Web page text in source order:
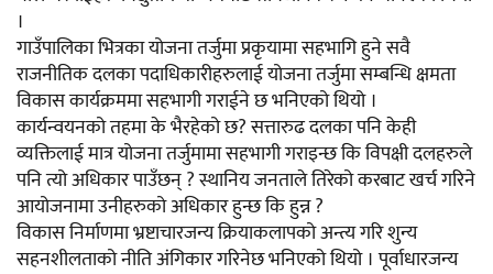
।
गाउँपालिका भित्रका योजना तर्जुमा प्रकृयामा सहभागि हुने सवै
राजनीतिक दलका पदाधिकारीहरुलाई योजना तर्जुमा सम्बन्धि क्षमता
विकास कार्यक्रममा सहभागी गराईने छ भनिएको थियो ।
कार्यन्वयनको तहमा के भैरहेको छ? सत्तारुढ दलका पनि केही
व्यक्तिलाई मात्र योजना तर्जुमामा सहभागी गराइन्छ कि विपक्षी दलहरुले
पनि त्यो अधिकार पाउँछन् ? स्थानिय जनताले तिरेको करबाट खर्च गरिने
आयोजनामा उनीहरुको अधिकार हुन्छ कि हुन्न ?
विकास निर्माणमा भ्रष्टाचारजन्य क्रियाकलापको अन्त्य गरि शुन्य
सहनशीलताको नीति अंगिकार गरिनेछ भनिएको थियो । पूर्वाधारजन्य